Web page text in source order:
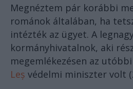
Megnéztem pár korábbi
románok általában, ha
intézték az ügyet. A
kormányhivatalnok, aki
megemlékezésen az
Leș védelmi miniszter volt